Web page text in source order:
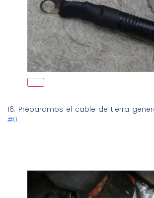
16. Preparamos el cable de tierra
#0.